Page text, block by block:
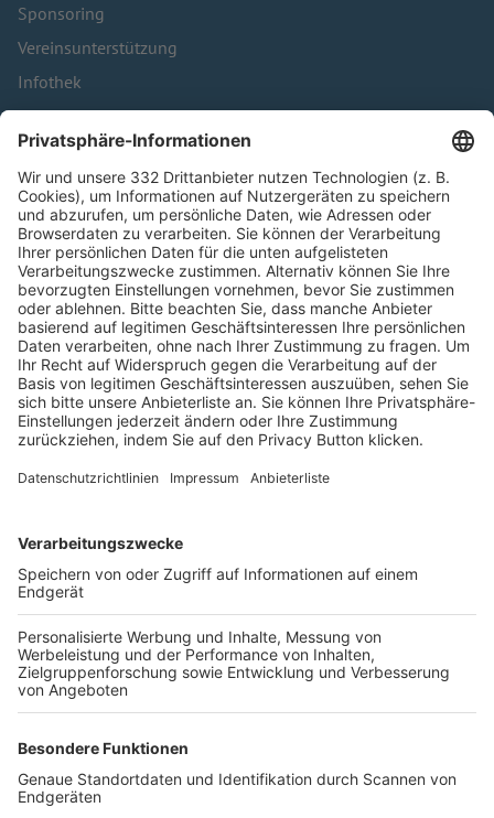
Sponsoring
Vereinsunterstützung
Infothek
Kontakt
HÄUFIG BESUCHTE SEITEN
Pässe und Vereinswechsel
Trainerausbildung
Schulungsangebot Vereinsmitarbeiter
BFV-Geschäftsstellen
Trainerbörse
Login SpielPlus
FOLGE DEM BFV
TOP-VEREINE
TOP-PARTNER